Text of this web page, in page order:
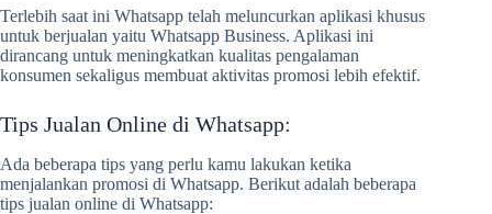
Terlebih saat ini Whatsapp telah meluncurkan aplikasi khusus
untuk berjualan yaitu Whatsapp Business. Aplikasi ini
dirancang untuk meningkatkan kualitas pengalaman
konsumen sekaligus membuat aktivitas promosi lebih efektif.
Tips Jualan Online di Whatsapp:
Ada beberapa tips yang perlu kamu lakukan ketika
menjalankan promosi di Whatsapp. Berikut adalah beberapa
tips jualan online di Whatsapp: